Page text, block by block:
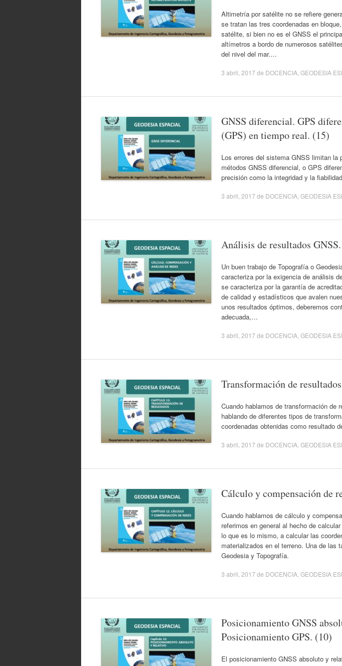
Altimetría por satélite no se refiere
se tratan las tres coordenadas en
satélite, si bien no es el GNSS el
altímetros a bordo de numerosos
del nivel del mar.…
3 abril, 2017 de DOCENCIA GEODESIA
GNSS diferencial. GPS
(GPS) en tiempo real. (15)
Los errores del sistema GNSS limitan la
métodos GNSS diferencial, o GPS
precisión como la integridad y la
3 abril, 2017 de DOCENCIA GEODESIA
Análisis de resultados
Un buen trabajo de Topografía o
caracteriza por la exigencia de análisis
se caracteriza por la garantía de
de calidad y estadísticos que avalen
unos resultados óptimos, deberemos
adecuada,…
3 abril, 2017 de DOCENCIA GEODESIA
Transformación de
Cuando hablamos de transformación de
hablando de diferentes tipos de
coordenadas obtenidas como resultado
3 abril, 2017 de DOCENCIA GEODESIA
Cálculo y compensación de
Cuando hablamos de cálculo y
referimos en general al hecho de
lo que es lo mismo, a calcular las
materializados en el terreno. Una de las
Geodesia y Topografía.
3 abril, 2017 de DOCENCIA GEODESIA
Posicionamiento GNSS
Posicionamiento GPS. (10)
El posicionamiento GNSS absoluto y